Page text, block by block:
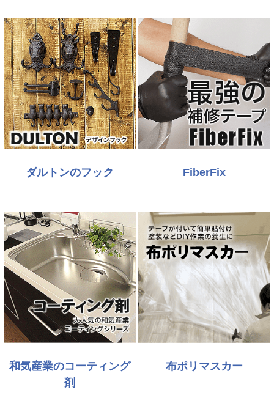
ダルトンのフック FiberFix
和気産業のコーティング
剤
布ポリマスカー